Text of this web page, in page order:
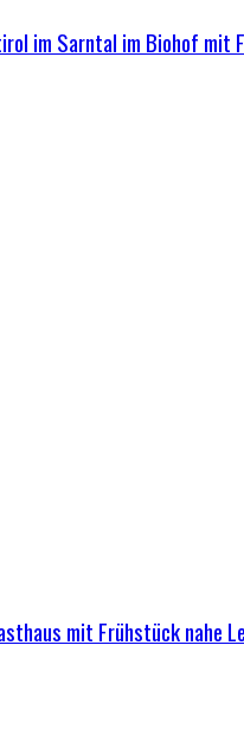
im Sarntal im Biohof mit
mit Frühstück nahe